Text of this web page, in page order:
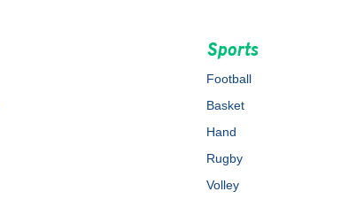
Sports
Football
Basket
Hand
Rugby
Volley